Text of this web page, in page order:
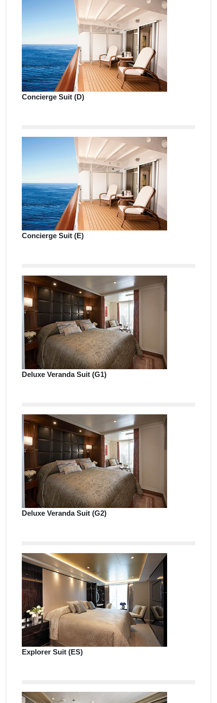
Concierge Suit (D)
Concierge Suit (E)
Deluxe Veranda Suit (G1)
Deluxe Veranda Suit (G2)
Explorer Suit (ES)